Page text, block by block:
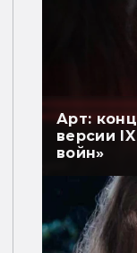
Арт:
версии
войн»